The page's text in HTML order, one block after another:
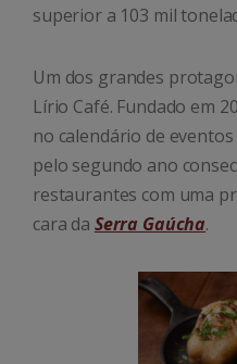
superior a 103 mil
Um dos grandes
Lírio Café. Fundado em
no calendário de
pelo segundo ano
restaurantes com uma
cara da Serra Gaúcha.